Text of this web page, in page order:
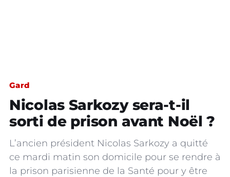
Gard
Nicolas Sarkozy sera-t-il
sorti de prison avant Noël ?
L’ancien président Nicolas Sarkozy a quitté
ce mardi matin son domicile pour se rendre à
la prison parisienne de la Santé pour y être